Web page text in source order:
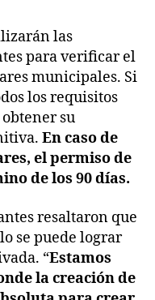
las
para verificar el
municipales. Si
los requisitos
su
En caso de
el permiso de
de los 90 días.
resaltaron que
se puede lograr
“Estamos
la creación de